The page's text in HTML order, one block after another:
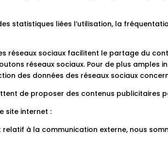
statistiques liées l’utilisation, la
réseaux sociaux facilitent le partage du
réseaux sociaux. Pour de plus amples
des données des réseaux sociaux
de proposer des contenus publicitaires
site internet :
à la communication externe, nous